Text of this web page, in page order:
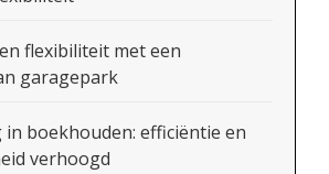
flexibiliteit met een
garagepark
boekhouden: efficiëntie en
verhoogd